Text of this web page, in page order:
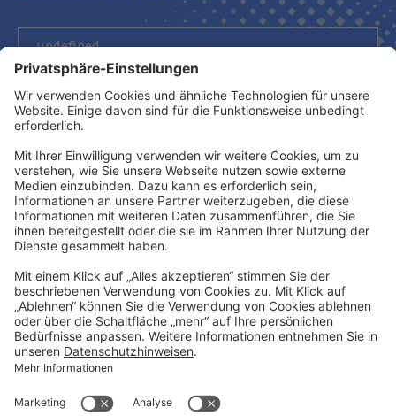
Newsletter abonnieren
Kontakt